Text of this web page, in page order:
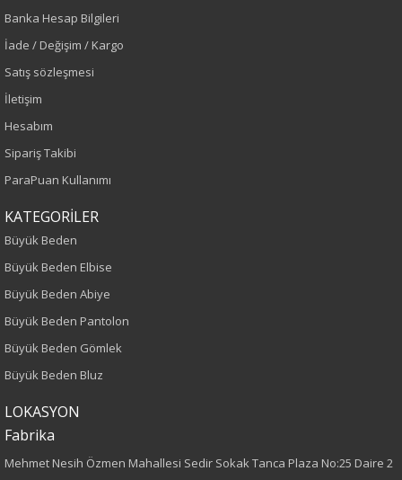
Mavi
Sezon
İlkbahar-Yaz
Yaş Grubu
Kalıp
Büyük Beden
Boy
75
Dokuma
Banka Hesap Bilgileri
İade / Değişim / Kargo
Satış sözleşmesi
İletişim
Hesabım
Sipariş Takibi
ParaPuan Kullanımı
KATEGORİLER
Büyük Beden
Büyük Beden Elbise
Büyük Beden Abiye
Büyük Beden Pantolon
Büyük Beden Gömlek
Büyük Beden Bluz
LOKASYON
Fabrika
Mehmet Nesih Özmen Mahallesi Sedir Sokak Tanca Plaza No:25 Daire 2